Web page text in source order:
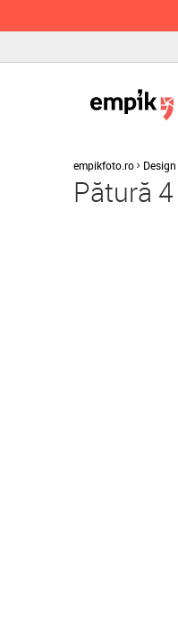
empikfoto.ro
Pătură